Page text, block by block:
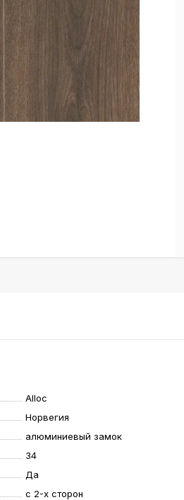
Alloc
Норвегия
алюминиевый замок
34
Да
с 2-х сторон